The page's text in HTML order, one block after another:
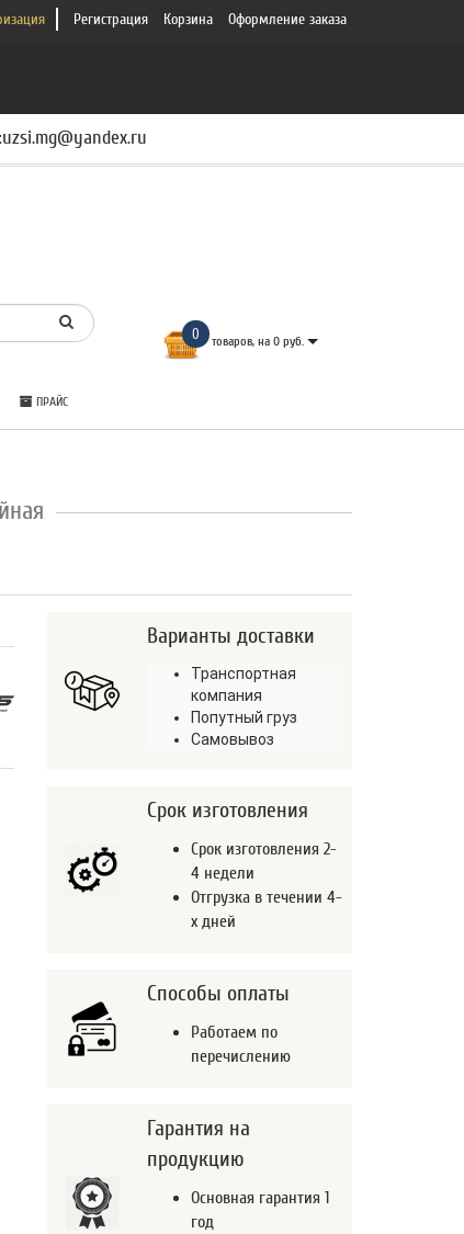
Регистрация Корзина Оформление заказа
uzsi.mg@yandex.ru
0 товаров, на 0 руб.
ПРАЙС
Варианты доставки
Транспортная
компания
Попутный груз
Самовывоз
Срок изготовления
Срок изготовления 2-
4 недели
Отгрузка в течении 4-
х дней
Способы оплаты
Работаем по
перечислению
Гарантия на
продукцию
Основная гарантия 1
год